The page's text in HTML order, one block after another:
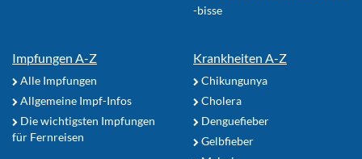
-bisse
Impfungen A-Z
Alle Impfungen
Allgemeine Impf-Infos
Die wichtigsten Impfungen
für Fernreisen
Krankheiten A-Z
Chikungunya
Cholera
Denguefieber
Gelbfieber